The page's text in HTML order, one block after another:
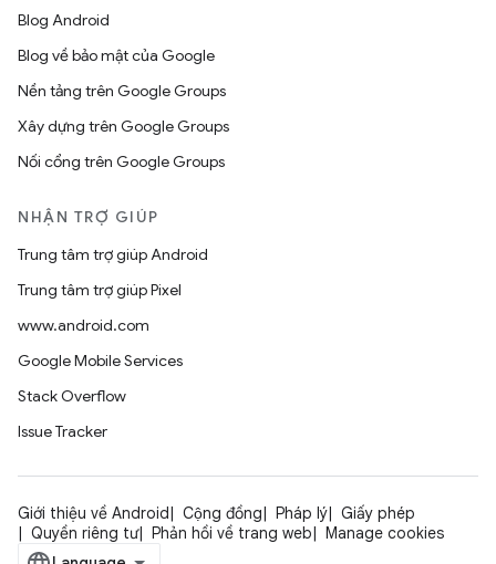
Blog Android
Blog về bảo mật của Google
Nền tảng trên Google Groups
Xây dựng trên Google Groups
Nối cổng trên Google Groups
NHẬN TRỢ GIÚP
Trung tâm trợ giúp Android
Trung tâm trợ giúp Pixel
www.android.com
Google Mobile Services
Stack Overflow
Issue Tracker
Giới thiệu về Android Cộng đồng Pháp lý
Giấy phép
Quyền riêng tư
Phản hồi về trang web Manage cookies